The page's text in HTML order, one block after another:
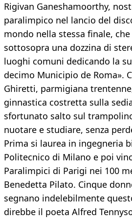
Rigivan Ganeshamoorthy,
paralimpico nel lancio del
mondo nella stessa finale,
sottosopra una dozzina di
luoghi comuni dedicando la
decimo Municipio de Roma».
Ghiretti, parmigiana
ginnastica costretta sulla
sfortunato salto sul
nuotare e studiare, senza
Prima si laurea in ingegneria
Politecnico di Milano e poi
Paralimpici di Parigi nei 100
Benedetta Pilato. Cinque
segnano indelebilmente
direbbe il poeta Alfred